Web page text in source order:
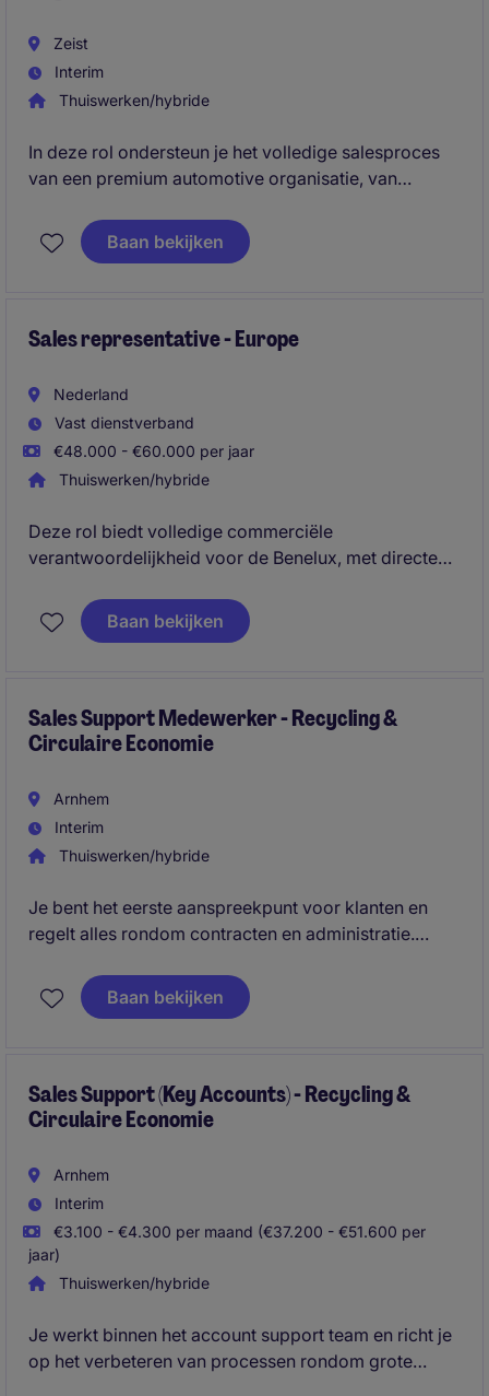
Zeist
Interim
Thuiswerken/hybride
In deze rol ondersteun je het volledige salesproces
van een premium automotive organisatie, van
voertuigregistraties en administratieve opvolging. Je
schakelt dagelijks tussen verschillende stakeholders
Baan bekijken
Sales representative - Europe
Nederland
Vast dienstverband
€48.000 - €60.000 per jaar
Thuiswerken/hybride
Deze rol biedt volledige commerciële
verantwoordelijkheid voor de Benelux, met directe
richting Duitsland en Noord Europa. Je werkt
volledig zelfstandig in een jonge organisatie en staat
Baan bekijken
Sales Support Medewerker - Recycling &
Circulaire Economie
Arnhem
Interim
Thuiswerken/hybride
Je bent het eerste aanspreekpunt voor klanten en
regelt alles rondom contracten en administratie.
verlopen en dat afspraken met klanten goed worden
nagekomen.
Baan bekijken
Sales Support (Key Accounts) - Recycling &
Circulaire Economie
Arnhem
Interim
€3.100 - €4.300 per maand (€37.200 - €51.600 per
jaar)
Thuiswerken/hybride
Je werkt binnen het account support team en richt je
op het verbeteren van processen rondom grote